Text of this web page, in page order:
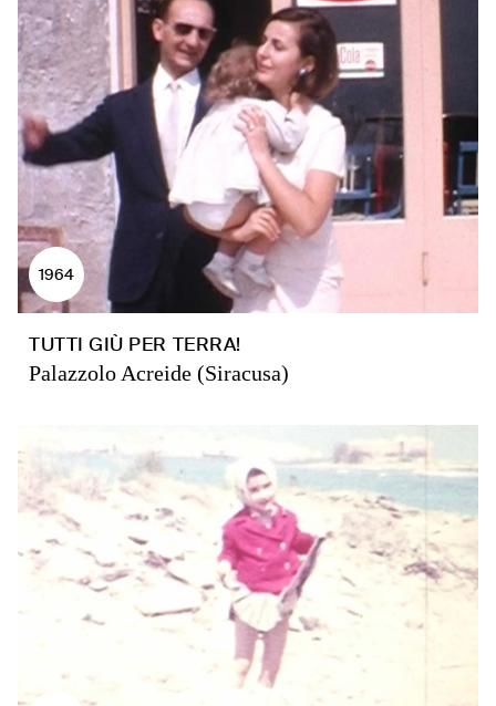
1964
TUTTI GIÙ PER TERRA!
Palazzolo Acreide (Siracusa)